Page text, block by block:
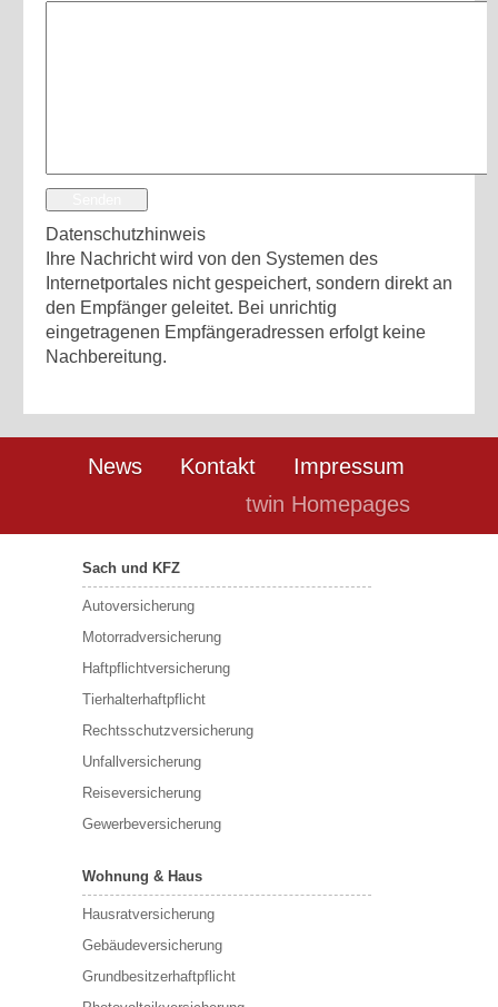
Datenschutzhinweis
Ihre Nachricht wird von den Systemen des
Internetportales nicht gespeichert, sondern direkt an
den Empfänger geleitet. Bei unrichtig
eingetragenen Empfängeradressen erfolgt keine
Nachbereitung.
News Kontakt
Impressum
twin Homepages
Sach und KFZ
Autoversicherung
Motorradversicherung
Haftpflichtversicherung
Tierhalterhaftpflicht
Rechtsschutzversicherung
Unfallversicherung
Reiseversicherung
Gewerbeversicherung
Wohnung & Haus
Hausratversicherung
Gebäudeversicherung
Grundbesitzerhaftpflicht